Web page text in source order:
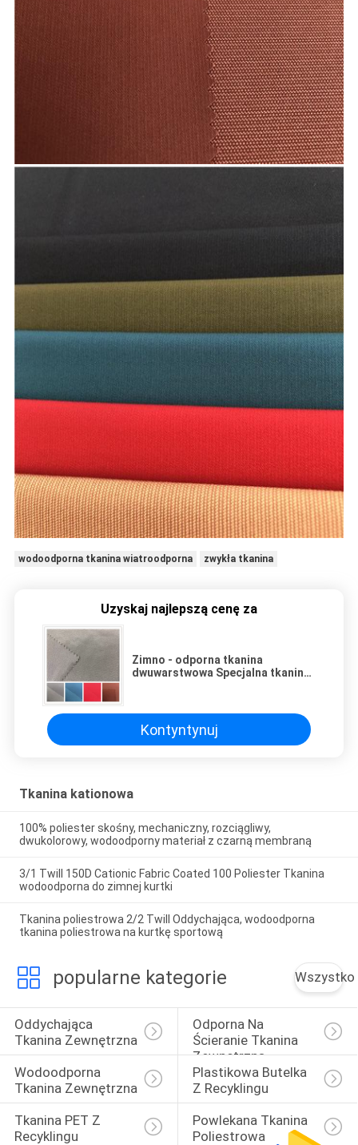
wodoodporna tkanina wiatroodporna zwykła tkanina
Uzyskaj najlepszą cenę za
Zimno - odporna tkanina
dwuwarstwowa Specjalna tkanina
Kontyntynuj
Tkanina kationowa
100% poliester skośny, mechaniczny, rozciągliwy,
dwukolorowy, wodoodporny materiał z czarną membraną
3/1 Twill 150D Cationic Fabric Coated 100 Poliester Tkanina
wodoodporna do zimnej kurtki
Tkanina poliestrowa 2/2 Twill Oddychająca, wodoodporna
tkanina poliestrowa na kurtkę sportową
popularne kategorie Wszystko
Oddychająca
Tkanina Zewnętrzna
Odporna Na
Ścieranie Tkanina
Zewnętrzna
Wodoodporna
Tkanina Zewnętrzna
Plastikowa Butelka
Z Recyklingu
Tkanina PET Z
Recyklingu
Powlekana Tkanina
Poliestrowa